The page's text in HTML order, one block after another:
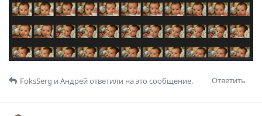
Ответить
FoksSerg иАндрейответили на это сообщение.